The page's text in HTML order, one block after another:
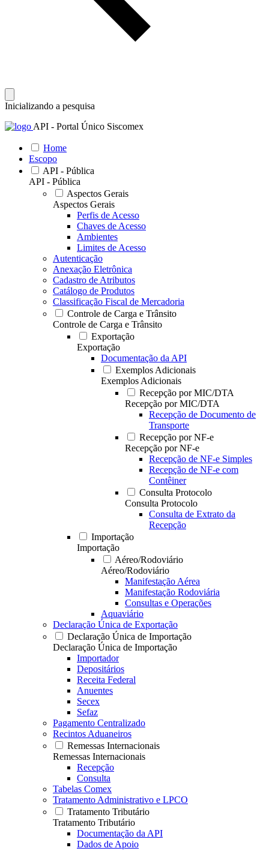
Inicializando a pesquisa
API - Portal Único Siscomex
Home
Escopo
API - Pública
API - Pública
Aspectos Gerais
Aspectos Gerais
Perfis de Acesso
Chaves de Acesso
Ambientes
Limites de Acesso
Autenticação
Anexação Eletrônica
Cadastro de Atributos
Catálogo de Produtos
Classificação Fiscal de Mercadoria
Controle de Carga e Trânsito
Controle de Carga e Trânsito
Exportação
Exportação
Documentação da API
Exemplos Adicionais
Exemplos Adicionais
Recepção por MIC/DTA
Recepção por MIC/DTA
Recepção de Documento de
Transporte
Recepção por NF-e
Recepção por NF-e
Recepção de NF-e Simples
Recepção de NF-e com
Contêiner
Consulta Protocolo
Consulta Protocolo
Consulta de Extrato da
Recepção
Importação
Importação
Aéreo/Rodoviário
Aéreo/Rodoviário
Manifestação Aérea
Manifestação Rodoviária
Consultas e Operações
Aquaviário
Declaração Única de Exportação
Declaração Única de Importação
Declaração Única de Importação
Importador
Depositários
Receita Federal
Anuentes
Secex
Sefaz
Pagamento Centralizado
Recintos Aduaneiros
Remessas Internacionais
Remessas Internacionais
Recepção
Consulta
Tabelas Comex
Tratamento Administrativo e LPCO
Tratamento Tributário
Tratamento Tributário
Documentação da API
Dados de Apoio